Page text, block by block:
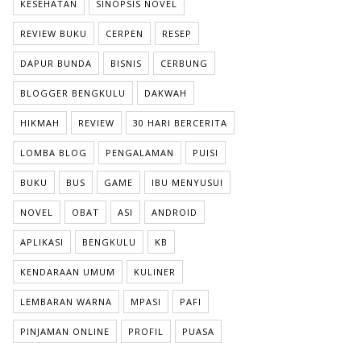
KESEHATAN SINOPSIS NOVEL
REVIEW BUKU CERPEN RESEP
DAPUR BUNDA BISNIS CERBUNG
BLOGGER BENGKULU DAKWAH
HIKMAH REVIEW 30 HARI BERCERITA
LOMBA BLOG PENGALAMAN PUISI
BUKU BUS GAME IBU MENYUSUI
NOVEL OBAT ASI ANDROID
APLIKASI BENGKULU KB
KENDARAAN UMUM KULINER
LEMBARAN WARNA MPASI PAFI
PINJAMAN ONLINE PROFIL PUASA